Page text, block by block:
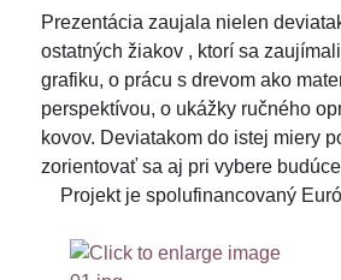
Prezentácia zaujala nielen
ostatných žiakov , ktorí sa
grafiku, o prácu s drevom ako
perspektívou, o ukážky ručného
kovov. Deviatakom do istej miery
zorientovať sa aj pri vybere
Projekt je spolufinancovaný